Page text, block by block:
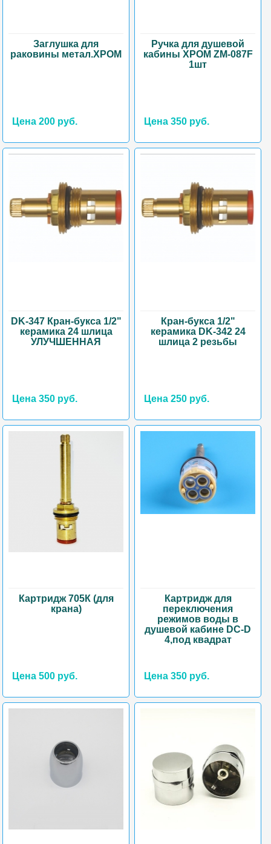
Заглушка для
раковины метал.ХРОМ
Цена 200 руб.
Ручка для душевой
кабины ХРОМ ZM-087F
1шт
Цена 350 руб.
DK-347 Кран-букса 1/2"
керамика 24 шлица
УЛУЧШЕННАЯ
Цена 350 руб.
Кран-букса 1/2"
керамика DK-342 24
шлица 2 резьбы
Цена 250 руб.
Картридж 705К (для
крана)
Цена 500 руб.
Картридж для
переключения
режимов воды в
душевой кабине DC-D
4,под квадрат
Цена 350 руб.